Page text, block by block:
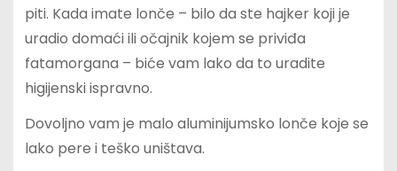
piti. Kada imate lonče – bilo da ste hajker koji je
uradio domaći ili očajnik kojem se priviđa
fatamorgana – biće vam lako da to uradite
higijenski ispravno.
Dovoljno vam je malo aluminijumsko lonče koje se
lako pere i teško uništava.